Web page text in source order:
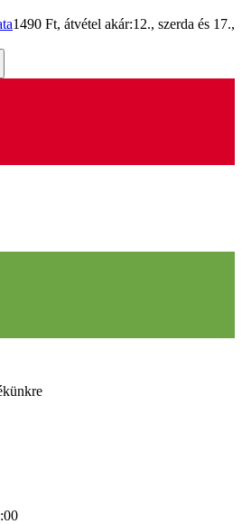
1490 Ft, átvétel akár:12., szerda és 17.,